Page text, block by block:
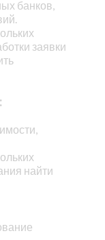
банков,
заявки
найти